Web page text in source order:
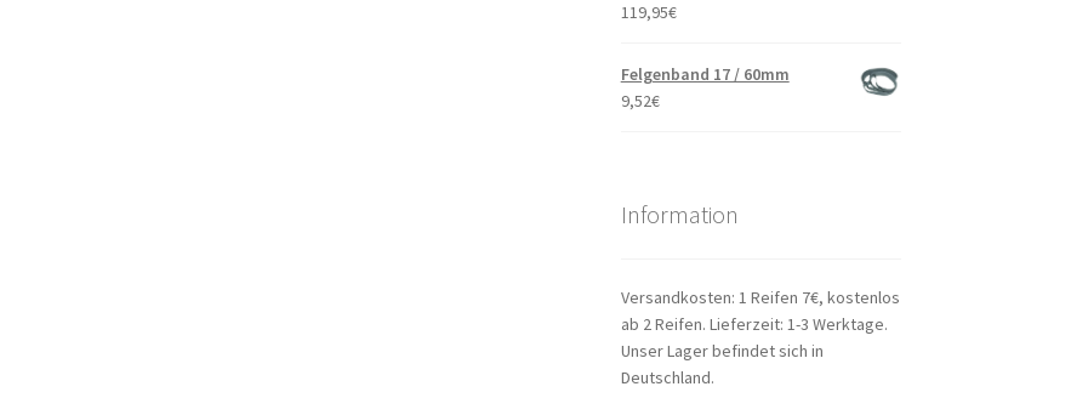
119,95€
Felgenband 17 / 60mm
9,52€
Information
Versandkosten: 1 Reifen 7€, kostenlos
ab 2 Reifen. Lieferzeit: 1-3 Werktage.
Unser Lager befindet sich in
Deutschland.